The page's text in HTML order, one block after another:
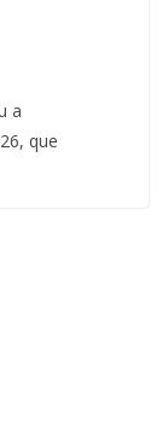
a
que